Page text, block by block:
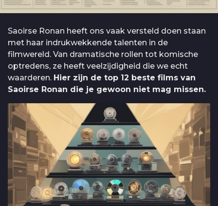
Saoirse Ronan heeft ons vaak versteld doen staan
met haar indrukwekkende talenten in de
filmwereld. Van dramatische rollen tot komische
optredens, ze heeft veelzijdigheid die we echt
waarderen. Hier zijn de top 12 beste films van
Saoirse Ronan die je gewoon niet mag missen.